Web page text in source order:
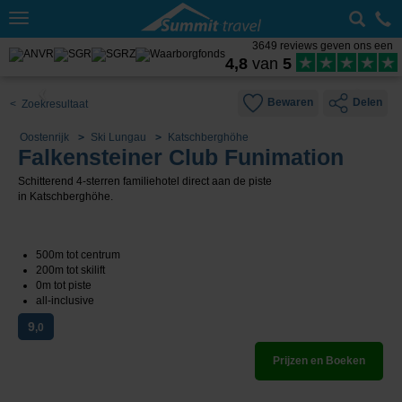
Toggle
3649 reviews geven ons een
4,8 van 5
< Zoekresultaat Bewaren Delen
Oostenrijk Ski Lungau Katschberghöhe
Falkensteiner Club Funimation
Schitterend 4-sterren familiehotel direct aan de piste
in Katschberghöhe.
500m tot centrum
200m tot skilift
0m tot piste
all-inclusive
9,0
Prijzen en Boeken